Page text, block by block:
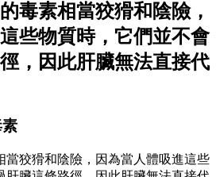
毒素相當狡猾和陰險，
些物質時，它們並不會
，因此肝臟無法直接代
當狡猾和陰險，因為當人體吸進這些